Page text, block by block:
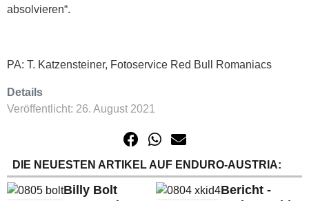
absolvieren“.
PA: T. Katzensteiner, Fotoservice Red Bull Romaniacs
Details
Veröffentlicht: 26. August 2021
DIE NEUESTEN ARTIKEL AUF ENDURO-AUSTRIA:
Billy Bolt
Bericht -